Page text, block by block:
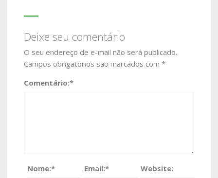
Deixe seu comentário
O seu endereço de e-mail não será publicado.
Campos obrigatórios são marcados com *
Comentário:*
Nome:* Email:* Website: